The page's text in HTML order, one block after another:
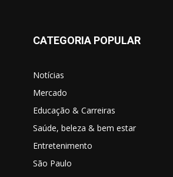
CATEGORIA POPULAR
Notícias
Mercado
Educação & Carreiras
Saúde, beleza & bem estar
Entretenimento
São Paulo